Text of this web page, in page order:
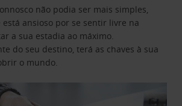
não podia ser mais simples,
está ansioso por se sentir livre na
a sua estadia ao máximo.
do seu destino, terá as chaves à sua
o mundo.